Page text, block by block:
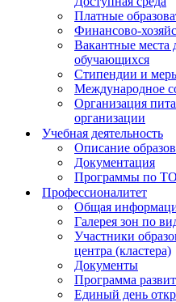
Платные
Финансово-
Вакантные места
обучающихся
Стипендии и
Международное
Организация
организации
Учебная деятельность
Описание
Документация
Программы по
Профессионалитет
Общая
Галерея зон по
Участники
центра (кластера)
Документы
Программа
Единый день